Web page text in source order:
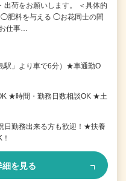
出荷をお願いします。 ＜具体的
料を与える ◯お花同士の間
仕事…
駅」より車で6分）★車通勤O
★時間・勤務日数相談OK ★土
勤務出来る方も歓迎！★扶養
細を見る